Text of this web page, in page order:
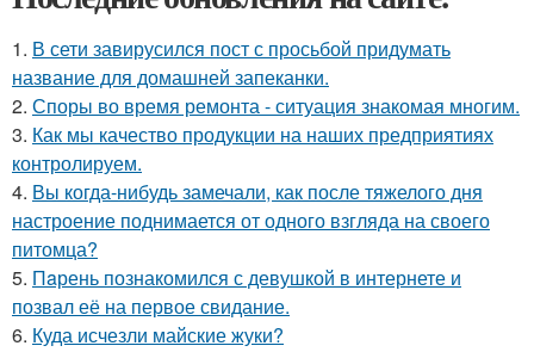
1. В сети завирусился пост с просьбой придумать
название для домашней запеканки.
2. Споры во время ремонта - ситуация знакомая многим.
3. Как мы качество продукции на наших предприятиях
контролируем.
4. Вы когда-нибудь замечали, как после тяжелого дня
настроение поднимается от одного взгляда на своего
питомца?
5. Пaрень познакомился с девушкой в интернете и
позвал её на первое свидание.
6. Куда исчезли майские жуки?